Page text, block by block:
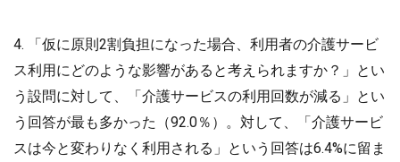
4. 「仮に原則2割負担になった場合、利用者の介護サービ
ス利用にどのような影響があると考えられますか？」とい
う設問に対して、「介護サービスの利用回数が減る」とい
う回答が最も多かった（92.0％）。対して、「介護サービ
スは今と変わりなく利用される」という回答は6.4%に留ま